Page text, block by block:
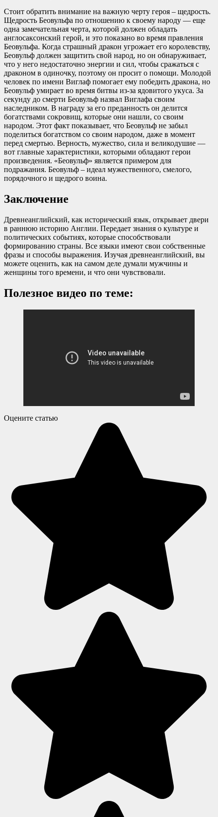
Стоит обратить внимание на важную черту героя – щедрость.
Щедрость Беовульфа по отношению к своему народу — еще
одна замечательная черта, которой должен обладать
англосаксонский герой, и это показано во время правления
Беовульфа. Когда страшный дракон угрожает его королевству,
Беовульф должен защитить свой народ, но он обнаруживает,
что у него недостаточно энергии и сил, чтобы сражаться с
драконом в одиночку, поэтому он просит о помощи. Молодой
человек по имени Виглаф помогает ему победить дракона, но
Беовульф умирает во время битвы из-за ядовитого укуса. За
секунду до смерти Беовульф назвал Виглафа своим
наследником. В награду за его преданность он делится
богатствами сокровищ, которые они нашли, со своим
народом. Этот факт показывает, что Беовульф не забыл
поделиться богатством со своим народом, даже в момент
перед смертью. Верность, мужество, сила и великодушие —
вот главные характеристики, которыми обладают герои
произведения. «Беовульф» является примером для
подражания. Беовульф – идеал мужественного, смелого,
порядочного и щедрого воина.
Заключение
Древнеанглийский, как исторический язык, открывает двери
в раннюю историю Англии. Передает знания о культуре и
политических событиях, которые способствовали
формированию страны. Все языки имеют свои собственные
фразы и способы выражения. Изучая древнеанглийский, вы
можете оценить, как на самом деле думали мужчины и
женщины того времени, и что они чувствовали.
Полезное видео по теме:
Оцените статью